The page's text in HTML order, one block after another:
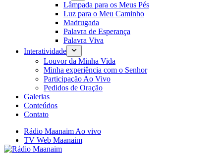
Lâmpada para os Meus Pés
Luz para o Meu Caminho
Madrugada
Palavra de Esperança
Palavra Viva
Interatividade
Louvor da Minha Vida
Minha experiência com o Senhor
Participação Ao Vivo
Pedidos de Oração
Galerias
Conteúdos
Contato
Rádio Maanaim Ao vivo
TV Web Maanaim